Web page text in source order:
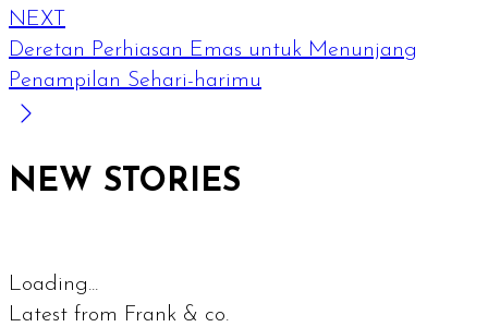
NEXT
Deretan Perhiasan Emas untuk Menunjang
Penampilan Sehari-harimu
NEW STORIES
Loading...
Latest from Frank & co.